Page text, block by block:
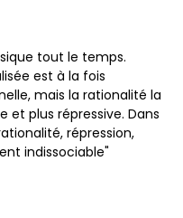
tout le temps.
est à la fois
mais la rationalité la
et plus répressive. Dans
répression,
indissociable"